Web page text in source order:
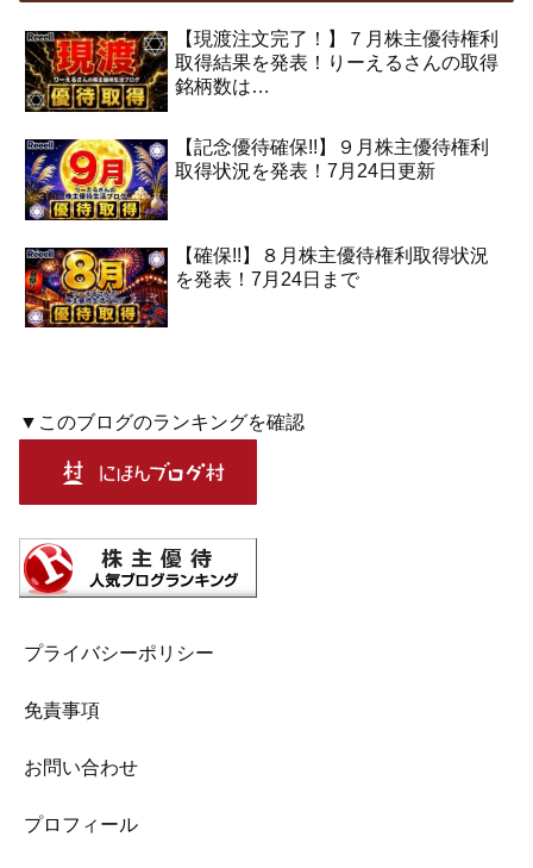
【現渡注文完了！】７月株主優待権利
取得結果を発表！りーえるさんの取得
銘柄数は…
【記念優待確保!!】９月株主優待権利
取得状況を発表！7月24日更新
【確保!!】８月株主優待権利取得状況
を発表！7月24日まで
▼このブログのランキングを確認
プライバシーポリシー
免責事項
お問い合わせ
プロフィール